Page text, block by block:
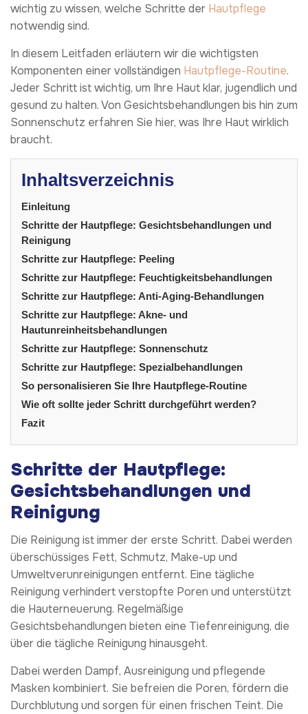
wichtig zu wissen, welche Schritte der Hautpflege
notwendig sind.
In diesem Leitfaden erläutern wir die wichtigsten
Komponenten einer vollständigen Hautpflege-Routine.
Jeder Schritt ist wichtig, um Ihre Haut klar, jugendlich und
gesund zu halten. Von Gesichtsbehandlungen bis hin zum
Sonnenschutz erfahren Sie hier, was Ihre Haut wirklich
braucht.
Inhaltsverzeichnis
Einleitung
Schritte der Hautpflege: Gesichtsbehandlungen und
Reinigung
Schritte zur Hautpflege: Peeling
Schritte zur Hautpflege: Feuchtigkeitsbehandlungen
Schritte zur Hautpflege: Anti-Aging-Behandlungen
Schritte zur Hautpflege: Akne- und
Hautunreinheitsbehandlungen
Schritte zur Hautpflege: Sonnenschutz
Schritte zur Hautpflege: Spezialbehandlungen
So personalisieren Sie Ihre Hautpflege-Routine
Wie oft sollte jeder Schritt durchgeführt werden?
Fazit
Schritte der Hautpflege:
Gesichtsbehandlungen und
Reinigung
Die Reinigung ist immer der erste Schritt. Dabei werden
überschüssiges Fett, Schmutz, Make-up und
Umweltverunreinigungen entfernt. Eine tägliche
Reinigung verhindert verstopfte Poren und unterstützt
die Hauterneuerung. Regelmäßige
Gesichtsbehandlungen bieten eine Tiefenreinigung, die
über die tägliche Reinigung hinausgeht.
Dabei werden Dampf, Ausreinigung und pflegende
Masken kombiniert. Sie befreien die Poren, fördern die
Durchblutung und sorgen für einen frischen Teint. Die